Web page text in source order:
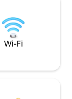
Wi-Fi